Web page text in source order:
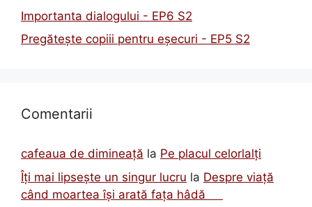
Importanta dialogului - EP6 S2
Pregătește copiii pentru eșecuri - EP5 S2
Comentarii
cafeaua de dimineață la Pe placul celorlalți
Îți mai lipsește un singur lucru la Despre viață
când moartea își arată fața hâdă